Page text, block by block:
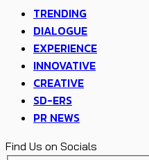
TRENDING
DIALOGUE
EXPERIENCE
INNOVATIVE
CREATIVE
SD-ERS
PR NEWS
Find Us on Socials